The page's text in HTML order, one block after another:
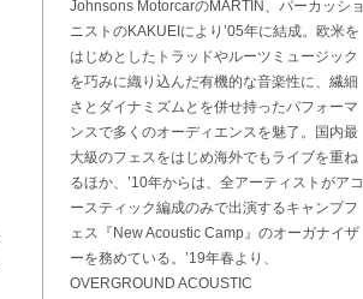
Johnsons MotorcarのMARTIN、パーカッショ
ニストのKAKUEIにより’05年に結成。欧米を
はじめとしたトラッドやルーツミュージック
を巧みに織り込んだ有機的な音楽性に、繊細
さとダイナミズムとを併せ持ったパフォーマ
ンスで多くのオーディエンスを魅了。国内最
大級のフェスをはじめ海外でもライブを重ね
るほか、’10年からは、全アーティストがアコ
ースティック編成のみで出演するキャンプフ
ェス『New Acoustic Camp』のオーガナイザ
ーを務めている。’19年春より、
OVERGROUND ACOUSTIC